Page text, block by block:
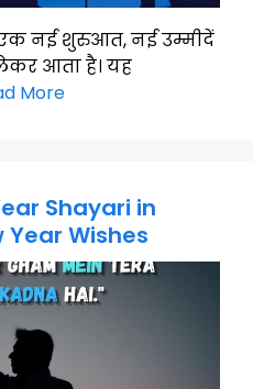
नई शुरुआत, नई उम्मीदें
आता है। यह
More
Shayari in
Year Wishes